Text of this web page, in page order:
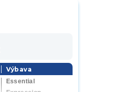
Výbava
Essential